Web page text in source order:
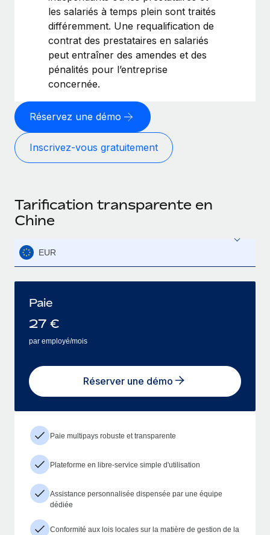
les salariés à temps plein sont traités
différemment. Une requalification de
contrat des prestataires en salariés
peut entraîner des amendes et des
pénalités pour l’entreprise
concernée.
Réservez une démo
Inscrivez-vous gratuitement
Tarification transparente en
Chine
EUR
Paie
27 €
par employé/mois
Réserver une démo
Paie multipays robuste et transparente
Plateforme en libre-service simple d'utilisation
Assistance personnalisée dispensée par une équipe
dédiée
Conformité aux lois locales sur la matière de gestion de la